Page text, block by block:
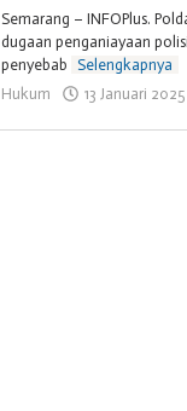
Semarang – INFOPlus.
dugaan penganiayaan
penyebab
Selengkapnya
Hukum
13 Januari 2025